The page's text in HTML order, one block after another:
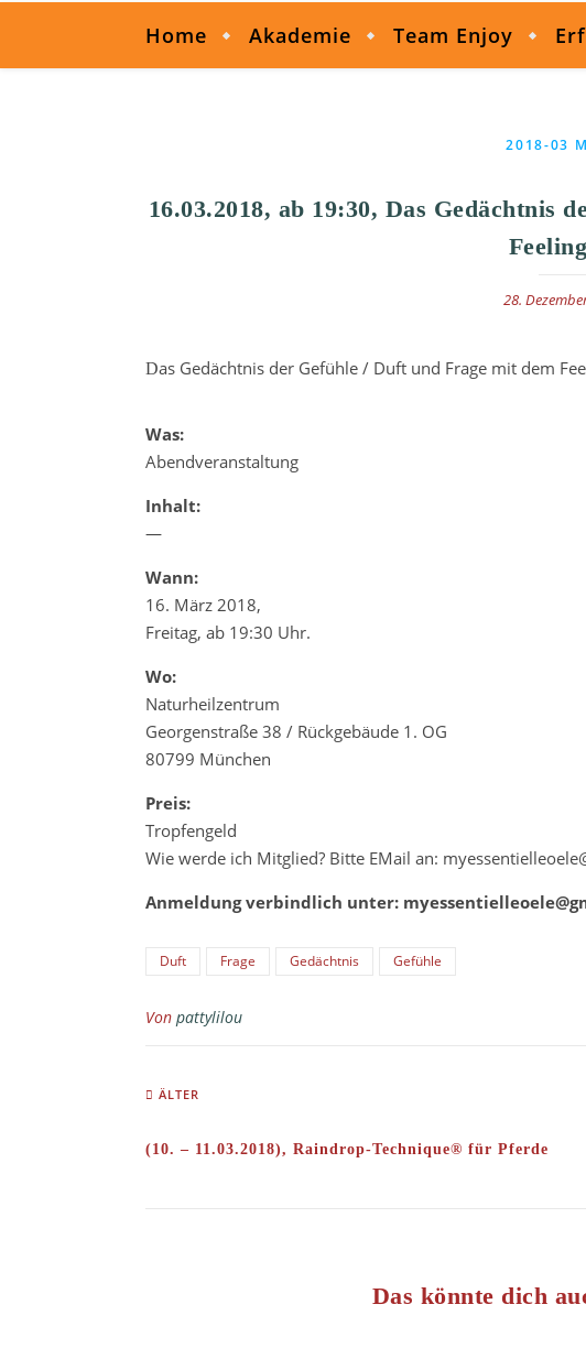
Home Akademie Team Enjoy
2018-03
16.03.2018, ab 19:30, Das Gedächtnis
28.
Das Gedächtnis der Gefühle / Duft und Frage mit dem
Was:
Abendveranstaltung
Inhalt:
—
Wann:
16. März 2018,
Freitag, ab 19:30 Uhr.
Wo:
Naturheilzentrum
Georgenstraße 38 / Rückgebäude 1. OG
80799 München
Preis:
Tropfengeld
Wie werde ich Mitglied? Bitte EMail an:
Anmeldung verbindlich unter:
Duft Frage Gedächtnis Gefühle
Von pattylilou
ÄLTER
(10. – 11.03.2018), Raindrop-Technique® für Pferde
Das könnte dich